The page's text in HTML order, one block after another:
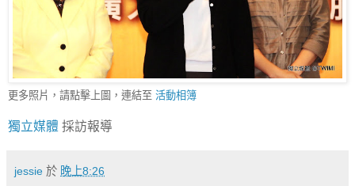
更多照片，請點擊上圖，連結至 活動相簿
獨立媒體 採訪報導
jessie 於 晚上8:26